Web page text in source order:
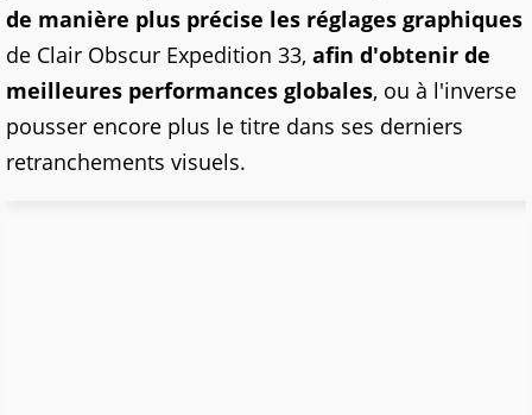
de manière plus précise les réglages graphiques
de Clair Obscur Expedition 33, afin d'obtenir de
meilleures performances globales, ou à l'inverse
pousser encore plus le titre dans ses derniers
retranchements visuels.